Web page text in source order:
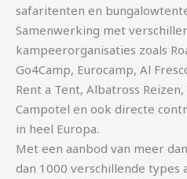
safaritenten en
Samenwerking met
kampeerorganisaties zoals
Go4Camp, Eurocamp, Al
Rent a Tent, Albatross
Campotel en ook directe
in heel Europa.
Met een aanbod van meer
dan 1000 verschillende types